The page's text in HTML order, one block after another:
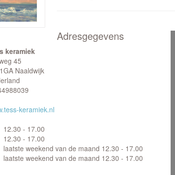
Adresgegevens
keramiek
45
Naaldwijk
keramiek.nl
12.30 - 17.00
12.30 - 17.00
laatste weekend van de maand 12.30 - 17.00
laatste weekend van de maand 12.30 - 17.00